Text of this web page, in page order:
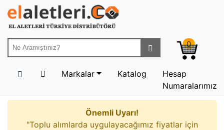
0
Markalar Katalog
Hesap
Numaralarımız
Önemli Uyarı!
"Toplu alımlarda uygulayacağımız fiyatlar için